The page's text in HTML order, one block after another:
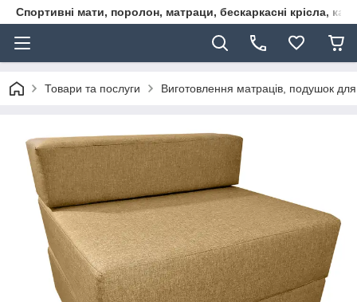
Спортивні мати, поролон, матраци, бескаркасні крісла,
Товари та послуги Виготовлення матраців, подушок для